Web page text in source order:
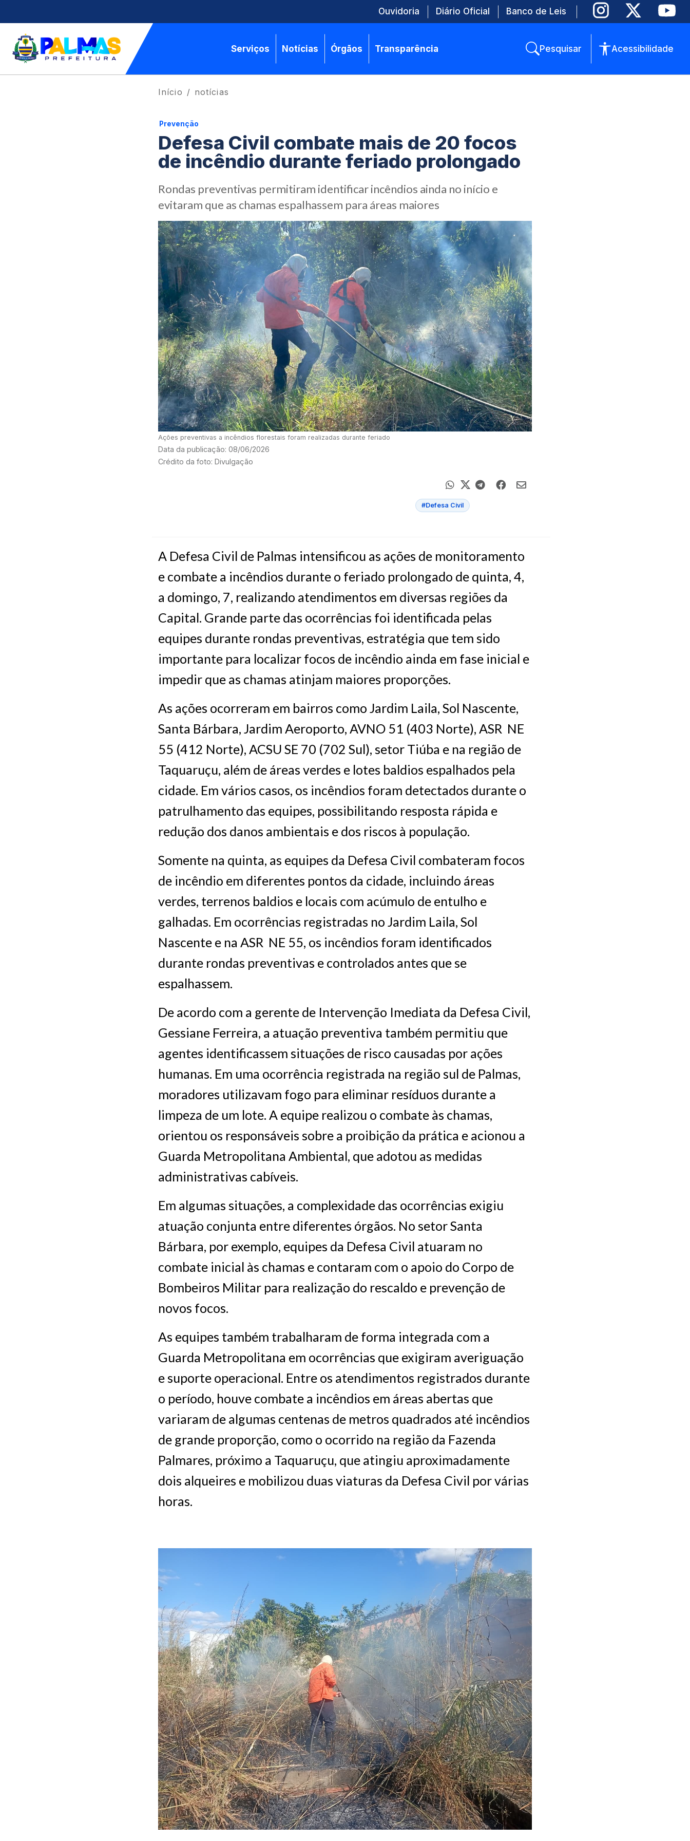
Ouvidoria Diário Oficial Banco de Leis
Serviços Notícias Órgãos Transparência Pesquisar Acessibilidade
Início notícias
Prevenção
Defesa Civil combate mais de 20 focos
de incêndio durante feriado prolongado
Rondas preventivas permitiram identificar incêndios ainda no início e
evitaram que as chamas espalhassem para áreas maiores
Ações preventivas a incêndios florestais foram realizadas durante feriado
Data da publicação: 08/06/2026
Crédito da foto: Divulgação
#Defesa Civil
A Defesa Civil de Palmas intensificou as ações de monitoramento
e combate a incêndios durante o feriado prolongado de quinta, 4,
a domingo, 7, realizando atendimentos em diversas regiões da
Capital. Grande parte das ocorrências foi identificada pelas
equipes durante rondas preventivas, estratégia que tem sido
importante para localizar focos de incêndio ainda em fase inicial e
impedir que as chamas atinjam maiores proporções.
As ações ocorreram em bairros como Jardim Laila, Sol Nascente,
Santa Bárbara, Jardim Aeroporto, AVNO 51 (403 Norte), ASR NE
55 (412 Norte), ACSU SE 70 (702 Sul), setor Tiúba e na região de
Taquaruçu, além de áreas verdes e lotes baldios espalhados pela
cidade. Em vários casos, os incêndios foram detectados durante o
patrulhamento das equipes, possibilitando resposta rápida e
redução dos danos ambientais e dos riscos à população.
Somente na quinta, as equipes da Defesa Civil combateram focos
de incêndio em diferentes pontos da cidade, incluindo áreas
verdes, terrenos baldios e locais com acúmulo de entulho e
galhadas. Em ocorrências registradas no Jardim Laila, Sol
Nascente e na ASR NE 55, os incêndios foram identificados
durante rondas preventivas e controlados antes que se
espalhassem.
De acordo com a gerente de Intervenção Imediata da Defesa Civil,
Gessiane Ferreira, a atuação preventiva também permitiu que
agentes identificassem situações de risco causadas por ações
humanas. Em uma ocorrência registrada na região sul de Palmas,
moradores utilizavam fogo para eliminar resíduos durante a
limpeza de um lote. A equipe realizou o combate às chamas,
orientou os responsáveis sobre a proibição da prática e acionou a
Guarda Metropolitana Ambiental, que adotou as medidas
administrativas cabíveis.
Em algumas situações, a complexidade das ocorrências exigiu
atuação conjunta entre diferentes órgãos. No setor Santa
Bárbara, por exemplo, equipes da Defesa Civil atuaram no
combate inicial às chamas e contaram com o apoio do Corpo de
Bombeiros Militar para realização do rescaldo e prevenção de
novos focos.
As equipes também trabalharam de forma integrada com a
Guarda Metropolitana em ocorrências que exigiram averiguação
e suporte operacional. Entre os atendimentos registrados durante
o período, houve combate a incêndios em áreas abertas que
variaram de algumas centenas de metros quadrados até incêndios
de grande proporção, como o ocorrido na região da Fazenda
Palmares, próximo a Taquaruçu, que atingiu aproximadamente
dois alqueires e mobilizou duas viaturas da Defesa Civil por várias
horas.